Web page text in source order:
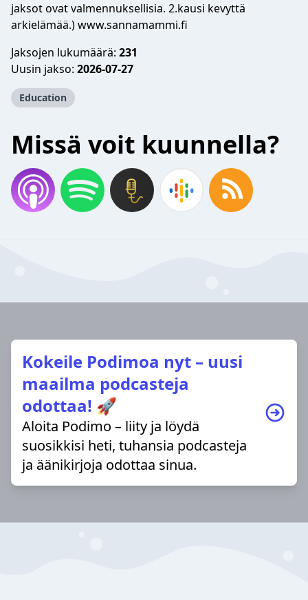
jaksot ovat valmennuksellisia. 2.kausi kevyttä
arkielämää.) www.sannamammi.fi
Jaksojen lukumäärä: 231
Uusin jakso: 2026-07-27
Education
Missä voit kuunnella?
Kokeile Podimoa nyt – uusi
maailma podcasteja
odottaa! 🚀
Aloita Podimo – liity ja löydä
suosikkisi heti, tuhansia podcasteja
ja äänikirjoja odottaa sinua.